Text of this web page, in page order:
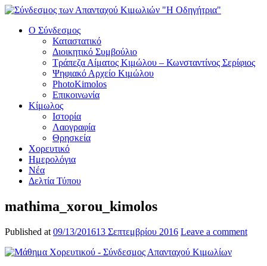
Ο Σύνδεσμος
Καταστατικό
Διοικητικό Συμβούλιο
Τράπεζα Αίματος Κιμώλου – Κωνσταντίνος Σερίφιος
Ψηφιακό Αρχείο Κιμώλου
PhotoKimolos
Επικοινωνία
Κίμωλος
Ιστορία
Λαογραφία
Θρησκεία
Χορευτικό
Ημερολόγια
Νέα
Δελτία Τύπου
mathima_xorou_kimolos
Published at 09/13/201613 Σεπτεμβρίου 2016 Leave a comment